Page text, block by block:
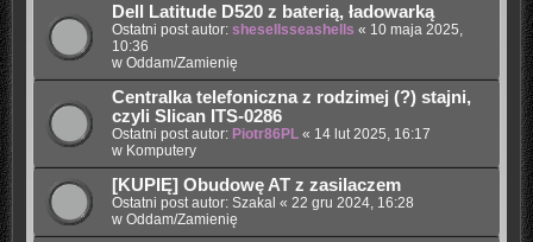
Dell Latitude D520 z baterią, ładowarką
Ostatni post autor: shesellsseashells « 10 maja 2025,
10:36
w Oddam/Zamienię
Centralka telefoniczna z rodzimej (?) stajni,
czyli Slican ITS-0286
Ostatni post autor: Piotr86PL« 14 lut 2025, 16:17
w Komputery
[KUPIĘ] Obudowę AT z zasilaczem
Ostatni post autor: Szakal « 22 gru 2024, 16:28
w Oddam/Zamienię